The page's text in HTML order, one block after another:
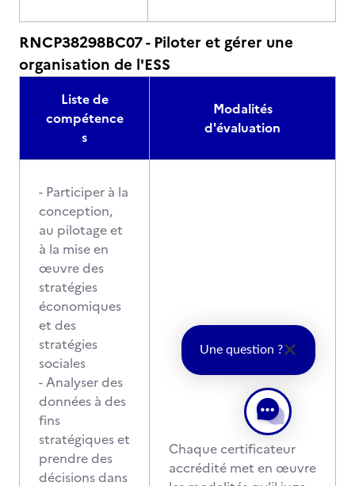
RNCP38298BC07 - Piloter et gérer une
organisation de l'ESS
Liste de
compétence
s
Modalités
d'évaluation
- Participer à la
conception,
au pilotage et
à la mise en
œuvre des
stratégies
économiques
et des
stratégies
sociales
- Analyser des
données à des
fins
stratégiques et
prendre des
décisions dans
Chaque certificateur
accrédité met en œuvre
Une question ?